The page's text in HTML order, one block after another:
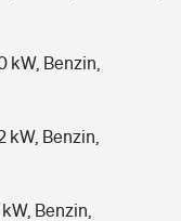
kW, Benzin,
kW, Benzin,
Benzin,